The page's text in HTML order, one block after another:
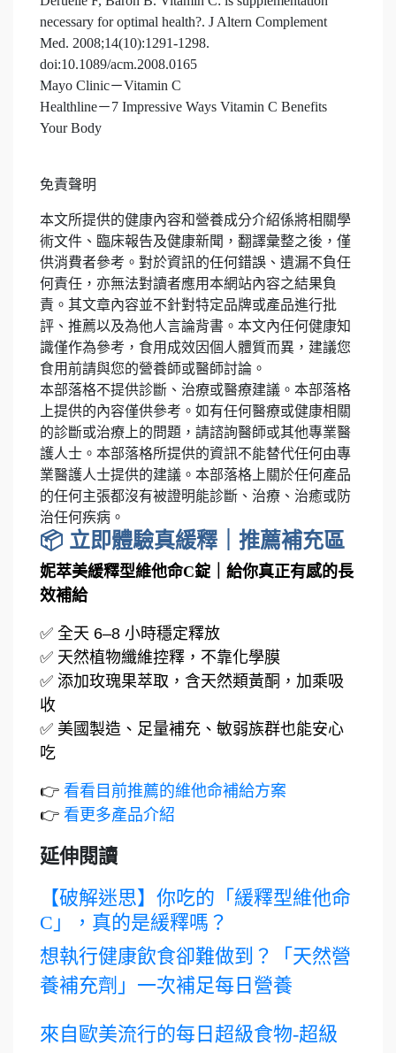
necessary for optimal health?. J Altern Complement
Med. 2008;14(10):1291-1298.
doi:10.1089/acm.2008.0165
Mayo Clinic－Vitamin C
Healthline－7 Impressive Ways Vitamin C Benefits
Your Body
免責聲明
本文所提供的健康內容和營養成分介紹係將相關學
術文件、臨床報告及健康新聞，翻譯彙整之後，僅
供消費者參考。對於資訊的任何錯誤、遺漏不負任
何責任，亦無法對讀者應用本網站內容之結果負
責。其文章內容並不針對特定品牌或產品進行批
評、推薦以及為他人言論背書。本文內任何健康知
識僅作為參考，食用成效因個人體質而異，建議您
食用前請與您的營養師或醫師討論。
本部落格不提供診斷、治療或醫療建議。本部落格
上提供的內容僅供參考。如有任何醫療或健康相關
的診斷或治療上的問題，請諮詢醫師或其他專業醫
護人士。本部落格所提供的資訊不能替代任何由專
業醫護人士提供的建議。本部落格上關於任何產品
的任何主張都沒有被證明能診斷、治療、治癒或防
治任何疾病。
📦 立即體驗真緩釋｜推薦補充區
妮萃美緩釋型維他命C錠｜給你真正有感的長
效補給
✅ 全天 6–8 小時穩定釋放
✅ 天然植物纖維控釋，不靠化學膜
✅ 添加玫瑰果萃取，含天然類黃酮，加乘吸
收
✅ 美國製造、足量補充、敏弱族群也能安心
吃
👉 看看目前推薦的維他命補給方案
👉 看更多產品介紹
延伸閱讀
【破解迷思】你吃的「緩釋型維他命
C」，真的是緩釋嗎？
想執行健康飲食卻難做到？「天然營
養補充劑」一次補足每日營養
來自歐美流行的每日超級食物-超級